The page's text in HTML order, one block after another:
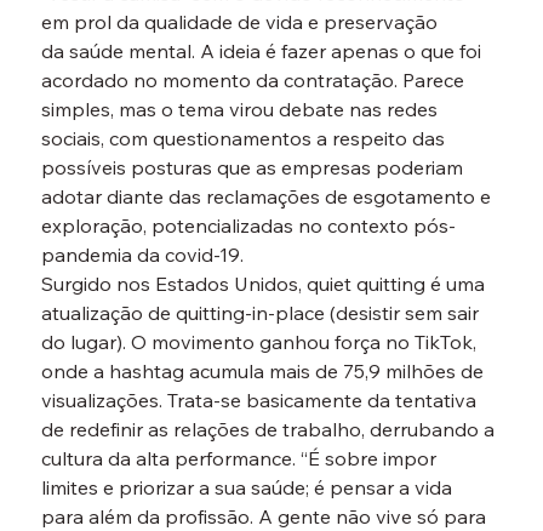
em prol da qualidade de vida e preservação
da saúde mental. A ideia é fazer apenas o que foi
acordado no momento da contratação. Parece
simples, mas o tema virou debate nas redes
sociais, com questionamentos a respeito das
possíveis posturas que as empresas poderiam
adotar diante das reclamações de esgotamento e
exploração, potencializadas no contexto pós-
pandemia da covid-19.
Surgido nos Estados Unidos, quiet quitting é uma
atualização de quitting-in-place (desistir sem sair
do lugar). O movimento ganhou força no TikTok,
onde a hashtag acumula mais de 75,9 milhões de
visualizações. Trata-se basicamente da tentativa
de redefinir as relações de trabalho, derrubando a
cultura da alta performance. “É sobre impor
limites e priorizar a sua saúde; é pensar a vida
para além da profissão. A gente não vive só para